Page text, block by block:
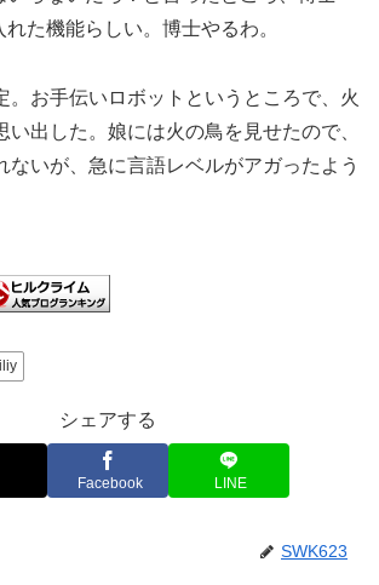
た機能らしい。博士やるわ。
。お手伝いロボットというところで、火
い出した。娘には火の鳥を見せたので、
ないが、急に言語レベルがアガったよう
シェアする
Facebook LINE
SWK623